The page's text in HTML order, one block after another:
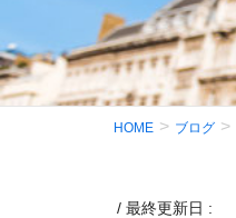
HOME ブログ
/ 最終更新日 :